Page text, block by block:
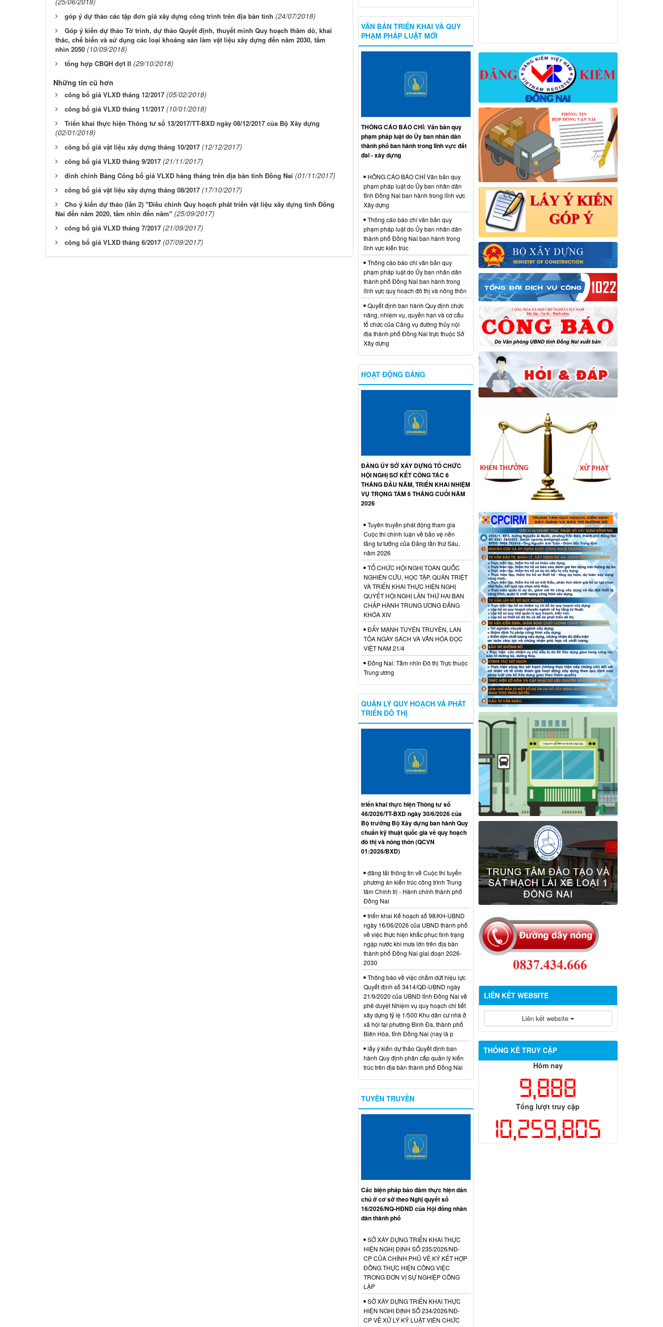
góp ý dự thảo các tập đơn giá xây dựng công trình trên địa bàn tỉnh (24/07/2018)
Góp ý kiến dự thảo Tờ trình, dự thảo Quyết định, thuyết minh Quy hoạch thăm dò, khai
thác, chế biến và sử dụng các loại khoáng sản làm vật liệu xây dựng đến năm 2030, tầm
nhìn 2050 (10/09/2018)
tổng hợp CBQH đợt II (29/10/2018)
Những tin cũ hơn
công bố giá VLXD tháng 12/2017 (05/02/2018)
công bố giá VLXD tháng 11/2017 (10/01/2018)
Triển khai thực hiện Thông tư số 13/2017/TT-BXD ngày 08/12/2017 của Bộ Xây dựng
(02/01/2018)
công bố giá vật liệu xây dựng tháng 10/2017 (12/12/2017)
công bố giá VLXD tháng 9/2017 (21/11/2017)
đính chính Bảng Công bố giá VLXD hàng tháng trên địa bàn tỉnh Đồng Nai (01/11/2017)
công bố giá vật liệu xây dựng tháng 08/2017 (17/10/2017)
Cho ý kiến dự thảo (lần 2) "Điều chỉnh Quy hoạch phát triển vật liệu xây dựng tỉnh Đồng
Nai đến năm 2020, tầm nhìn đến năm" (25/09/2017)
công bố giá VLXD tháng 7/2017 (21/09/2017)
công bố giá VLXD tháng 6/2017 (07/09/2017)
LIÊN KẾT WEBSITE
Liên kết website
THỐNG KÊ TRUY CẬP
Hôm nay
9,888
Tổng lượt truy cập
10,259,805
VĂN BẢN TRIỂN KHAI VÀ QUY
PHẠM PHÁP LUẬT MỚI
THÔNG CÁO BÁO CHÍ: Văn bản quy
phạm pháp luật do Ủy ban nhân dân
thành phố ban hành trong lĩnh vực đất
đai - xây dựng
HÔNG CÁO BÁO CHÍ Văn bản quy
phạm pháp luật do Ủy ban nhân dân
tỉnh Đồng Nai ban hành trong lĩnh vực
Xây dựng
Thông cáo báo chí văn bản quy
phạm pháp luật do Ủy ban nhân dân
thành phố Đồng Nai ban hành trong
lĩnh vực kiến trúc
Thông cáo báo chí văn bản quy
phạm pháp luật do Ủy ban nhân dân
thành phố Đồng Nai ban hành trong
lĩnh vực quy hoạch đô thị và nông thôn
Quyết định ban hành Quy định chức
năng, nhiệm vụ, quyền hạn và cơ cấu
tổ chức của Cảng vụ đường thủy nội
địa thành phố Đồng Nai trực thuộc Sở
Xây dựng
HOẠT ĐỘNG ĐẢNG
ĐẢNG ỦY SỞ XÂY DỰNG TỔ CHỨC
HỘI NGHỊ SƠ KẾT CÔNG TÁC 6
THÁNG ĐẦU NĂM, TRIỂN KHAI NHIỆM
VỤ TRỌNG TÂM 6 THÁNG CUỐI NĂM
2026
Tuyên truyền phát động tham gia
Cuộc thi chính luận về bảo vệ nền
tảng tư tưởng của Đảng lần thứ Sáu,
năm 2026
TỔ CHỨC HỘI NGHỊ TOÀN QUỐC
NGHIÊN CỨU, HỌC TẬP, QUÁN TRIỆT
VÀ TRIỂN KHAI THỰC HIỆN NGHỊ
QUYẾT HỘI NGHỊ LẦN THỨ HAI BAN
CHẤP HÀNH TRUNG ƯƠNG ĐẢNG
KHÓA XIV
ĐẨY MẠNH TUYÊN TRUYỀN, LAN
TỎA NGÀY SÁCH VÀ VĂN HÓA ĐỌC
VIỆT NAM 21/4
Đồng Nai: Tầm nhìn Đô thị Trực thuộc
Trung ương
QUẢN LÝ QUY HOẠCH VÀ PHÁT
TRIỂN ĐÔ THỊ
triển khai thực hiện Thông tư số
46/2026/TT-BXD ngày 30/6/2026 của
Bộ trưởng Bộ Xây dựng ban hành Quy
chuẩn kỹ thuật quốc gia về quy hoạch
đô thị và nông thôn (QCVN
01:2026/BXD)
đăng tải thông tin về Cuộc thi tuyển
phương án kiến trúc công trình Trung
tâm Chính trị - Hành chính thành phố
Đồng Nai
triển khai Kế hoạch số 98/KH-UBND
ngày 16/06/2026 của UBND thành phố
về việc thực hiện khắc phục tình trạng
ngập nước khi mưa lớn trên địa bàn
thành phố Đồng Nai giai đoạn 2026-
2030
Thông báo về việc chấm dứt hiệu lực
Quyết định số 3414/QĐ-UBND ngày
21/9/2020 của UBND tỉnh Đồng Nai về
phê duyệt Nhiệm vụ quy hoạch chi tiết
xây dựng tỷ lệ 1/500 Khu dân cư nhà ở
xã hội tại phường Bình Đa, thành phố
Biên Hòa, tỉnh Đồng Nai (nay là p
lấy ý kiến dự thảo Quyết định ban
hành Quy định phân cấp quản lý kiến
trúc trên địa bàn thành phố Đồng Nai
TUYÊN TRUYỀN
Các biện pháp bảo đảm thực hiện dân
chủ ở cơ sở theo Nghị quyết số
16/2026/NQ-HĐND của Hội đồng nhân
dân thành phố
SỞ XÂY DỰNG TRIỂN KHAI THỰC
HIỆN NGHỊ ĐỊNH SỐ 235/2026/NĐ-
CP CỦA CHÍNH PHỦ VỀ KÝ KẾT HỢP
ĐỒNG THỰC HIỆN CÔNG VIỆC
TRONG ĐƠN VỊ SỰ NGHIỆP CÔNG
LẬP
SỞ XÂY DỰNG TRIỂN KHAI THỰC
HIỆN NGHỊ ĐỊNH SỐ 234/2026/NĐ-
CP VỀ XỬ LÝ KỶ LUẬT VIÊN CHỨC